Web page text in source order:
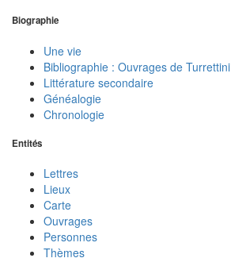
Biographie
Une vie
Bibliographie : Ouvrages de Turrettini
Littérature secondaire
Généalogie
Chronologie
Entités
Lettres
Lieux
Carte
Ouvrages
Personnes
Thèmes